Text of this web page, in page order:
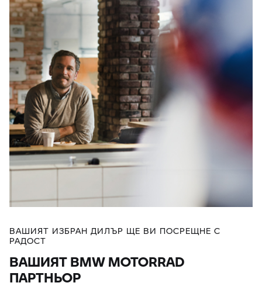
ВАШИЯТ ИЗБРАН ДИЛЪР ЩЕ ВИ ПОСРЕЩНЕ С
РАДОСТ
ВАШИЯТ BMW MOTORRAD
ПАРТНЬОР